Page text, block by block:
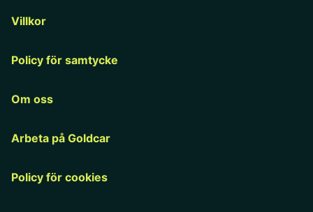
Villkor
Policy för samtycke
Om oss
Arbeta på Goldcar
Policy för cookies